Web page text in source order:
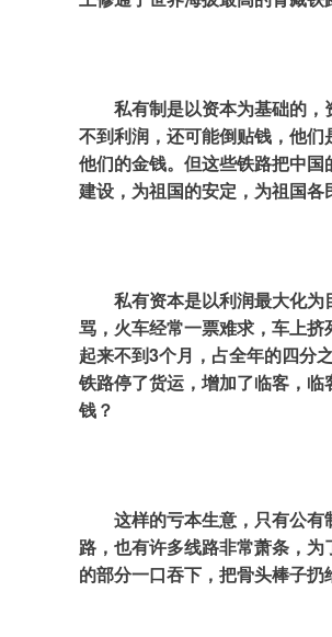
私有制是以资本为基础的
不到利润，还可能倒贴钱，他
他们的金钱。但这些铁路把中
建设，为祖国的安定，为祖国
私有资本是以利润最大化
骂，火车经常一票难求，车上
起来不到3个月，占全年的四分
铁路停了货运，增加了临客，
钱？
这样的亏本生意，只有公
路，也有许多线路非常萧条，
的部分一口吞下，把骨头棒子扔